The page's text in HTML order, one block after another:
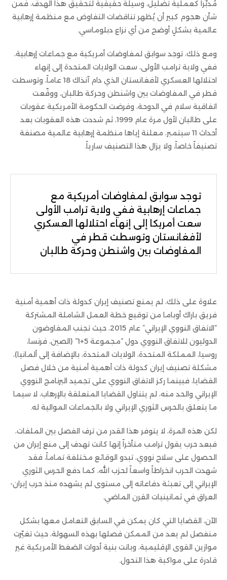
مُدبّراً كعملية تضليل، وسيلةً حقيقيةً لتحقيق هذا الهدف، فمن
شأن هجوم كبير أن يُظهر تناقضات التفاوض مع منظمة إرهابية
عالمية بشكلٍ أوضح من أي نزاع دبلوماسي.
ومع ذلك، توجد سوابق لمفاوضات أمريكية مع جماعات إرهابية،
ففي ولاية ترامب الأولى، سعت الولايات المتحدة إلى إنهاء
احتلالها العسكري لأفغانستان الذي دام آنذاك 18 عاماً، وتوسطت
قطر في المفاوضات بين واشنطن وحركة طالبان، ووقّعت
اتفاقية سلام في الدوحة، وفرضت الحكومة الأمريكية عقوبات
على طالبان لأول مرة عام 1999، ثم شددت هذه العقوبات بعد
أحداث 11 سبتمبر، معلنة إياها منظمة إرهابية عالمية مصنفة
تصنيفاً خاصاً، ولا يزال هذا التصنيف سارياً.
توجد سوابق لمفاوضات أمريكية مع
جماعات إرهابية ففي ولاية ترامب الأولى
سعت أمريكا إلى إنهاء احتلالها العسكري
لأفغانستان وتوسطت قطر في
المفاوضات بين واشنطن وحركة طالبان
علاوة على ذلك، لم يمنع تصنيف إيران كدولة ذات أهمية أمنية
فريق باراك أوباما من توقيع خطة العمل الشاملة المشتركة
“الاتفاق النووي الإيراني” عام 2015، حيث تجنب المفاوضون
الدوليون للاتفاق النووي دول “مجموعة 5+1” (الصين، فرنسا،
روسيا، المملكة المتحدة، الولايات المتحدة، بالإضافة إلى ألمانيا)،
مشكلة تصنيف إيران كدولة ذات أهمية أمنية من خلال فصل
القضايا، فبينما ركز الاتفاق النووي على تجميد البرنامج النووي
الإيراني والحد منه، لم يتناول القضايا المتعلقة بالإرهاب، لا سيما
ما يتعلق بالحرس الثوري الإيراني ولا بالجماعات الموالية له.
لكن هذه المرة، لا يتوفر هذا القدر من ترف الفصل بين الملفات،
فبعد حرب يقول ترامب متأخراً إنها كانت تهدف إلى منع إيران من
الحصول على سلاح نووي، تبدو الوقائع مختلفة تماماً، فقد
شهدت الحرب انخراطاً واسعاً لحزب الله، كما دفع الحرس الثوري
الإيراني إلى تعبئة دفاعاته إلى مستوى لم يشهده منذ حرب إيران-
العراق في ثمانينيات القرن الماضي.
الآن، القضايا التي كان يمكن في السابق التعامل معها بشكل
منفصل لم يعد من الممكن فصلها بهذه السهولة، حيث تغيّرت
موازين القوى الإقليمية، وباتت بنية أدوات الضغط الأمريكية غير
قادرة على مواكبة هذا التحول.